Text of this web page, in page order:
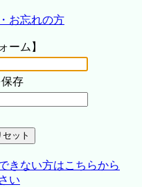
お忘れの方
ーム】
存
きない方はこちらから
い